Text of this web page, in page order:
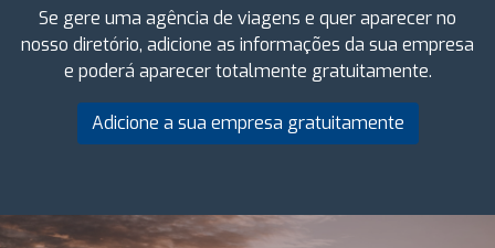
Se gere uma agência de viagens e quer aparecer no
nosso diretório, adicione as informações da sua empresa
e poderá aparecer totalmente gratuitamente.
Adicione a sua empresa gratuitamente